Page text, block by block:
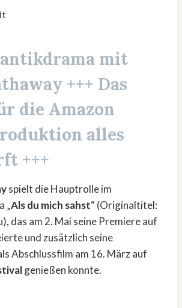
mit
+++ Das
die Amazon
alles
+++
spielt die Hauptrolle im
„Als du mich sahst“ (Originaltitel:
das am 2. Mai seine Premiere auf
und zusätzlich seine
Abschlussfilm am 16. März auf
genießen konnte.